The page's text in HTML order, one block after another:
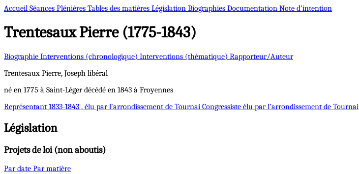
Accueil Séances Plénières Tables des matières Législation Biographies Documentation Note d’intention
TrentesauxPierre (1775-1843)
Biographie Interventions (chronologique) Interventions (thématique) Rapporteur/Auteur
Trentesaux Pierre, Joseph libéral
né en 1775 à Saint-Léger décédé en 1843 à Froyennes
Représentant 1833-1843 , élu par l'arrondissement de Tournai Congressiste élu par l'arrondissement de Tournai
Législation
Projets de loi (non aboutis)
Par date Par matière